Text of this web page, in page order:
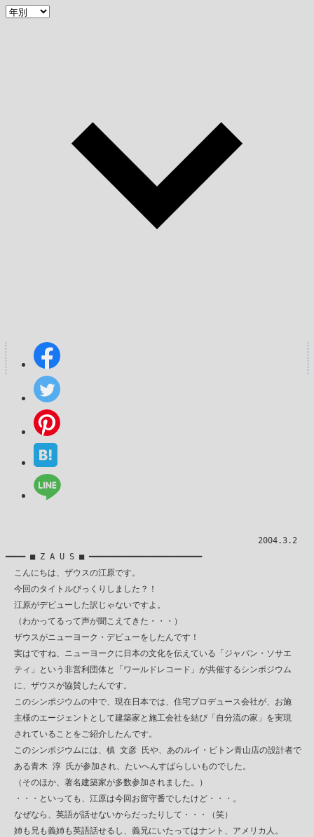
2004.3.2
━━━━ ■ Z A U S ■ ━━━━━━━━━━━━━━━━━━━━━━━
こんにちは、ザウスの江原です。
今回のタイトルびっくりしました？！
江原がデビューした訳じゃないですよ。
（わかってるって声が聞こえてきた・・・）
ザウスがニューヨーク・デビューをしたんです！
実はですね、ニューヨークに日本の文化を伝えている「ジャパン・ソサエ
ティ」という非営利団体と「ワールドレコード」が共催するシンポジウム
に、ザウスが協賛したんです。
このシンポジウムの中で、現在日本では、住宅プロデュース会社が、お施
主様のエージェントとして建築家と施工会社を結び「自分流の家」を実現
されていることをご紹介したんです。
このシンポジウムには、槙 文彦 氏や、あのルイ・ビトン青山店の設計者で
ある青木 淳 氏が参加され、たいへんすばらしいものでした。
（そのほか、著名建築家が多数参加されました。）
・・・といっても、江原は今回お留守番でしたけど・・・。
なぜなら、英語が話せないからだったりして・・・（笑）
姉も兄も義姉も英語話せるし、義兄にいたってはナント、アメリカ人。